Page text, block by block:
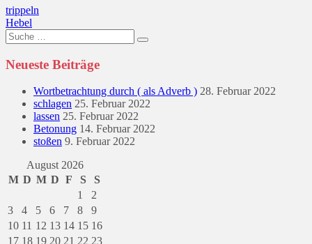
Beitragsnavigation
trippeln
Hebel
Suche
nach:
Neueste Beiträge
Wortbetrachtung durch ( als Adverb ) 28. Februar 2022
schlagen 25. Februar 2022
lassen 25. Februar 2022
Betonung 14. Februar 2022
stoßen 9. Februar 2022
August 2026
M D M D F S
S
1
2
3
4 5 6 7 8
9
10 11 12 13 14 15 16
17 18 19 20 21 22 23